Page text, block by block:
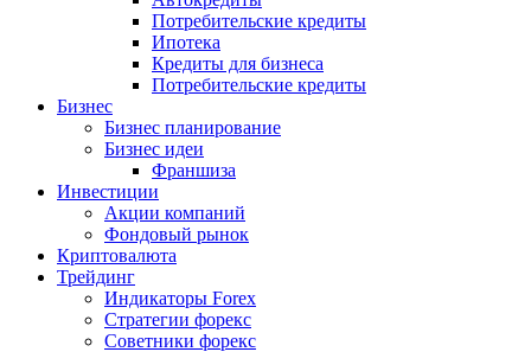
Потребительские кредиты
Ипотека
Кредиты для бизнеса
Потребительские кредиты
Бизнес
Бизнес планирование
Бизнес идеи
Франшиза
Инвестиции
Акции компаний
Фондовый рынок
Криптовалюта
Трейдинг
Индикаторы Forex
Стратегии форекс
Советники форекс